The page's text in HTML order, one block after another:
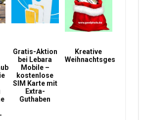
Gratis-Aktion
bei Lebara
Mobile –
kostenlose
SIM Karte mit
Extra-
Guthaben
Kreative
Weihnachtsgeschenke